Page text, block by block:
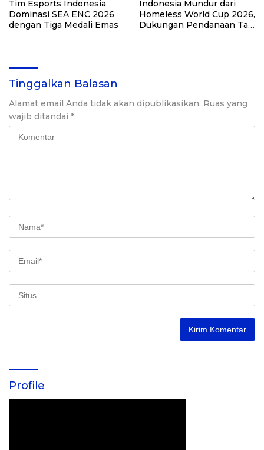
Tim Esports Indonesia
Dominasi SEA ENC 2026
dengan Tiga Medali Emas
Indonesia Mundur dari
Homeless World Cup 2026,
Dukungan Pendanaan Tak
Tinggalkan Balasan
Alamat email Anda tidak akan dipublikasikan. Ruas yang
wajib ditandai *
Profile